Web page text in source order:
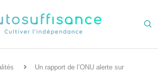
Un rapport de l’ONU alerte sur